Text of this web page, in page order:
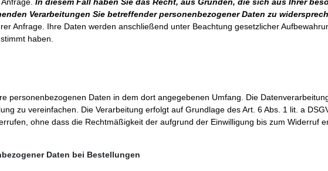
Verarbeitungen Sie betreffender personenbezogener Daten zu
Anfrage. Ihre Daten werden anschließend unter Beachtung gesetzlicher
haben.
personenbezogenen Daten in dem dort angegebenen Umfang. Die
zu vereinfachen. Die Verarbeitung erfolgt auf Grundlage des Art. 6 Abs. 1 lit. a
ohne dass die Rechtmäßigkeit der aufgrund der Einwilligung bis zum Widerruf
Daten bei Bestellungen